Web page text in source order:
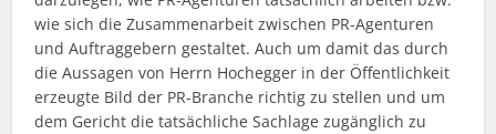
wie sich die Zusammenarbeit zwischen PR-Agenturen
und Auftraggebern gestaltet. Auch um damit das durch
die Aussagen von Herrn Hochegger in der Öffentlichkeit
erzeugte Bild der PR-Branche richtig zu stellen und um
dem Gericht die tatsächliche Sachlage zugänglich zu